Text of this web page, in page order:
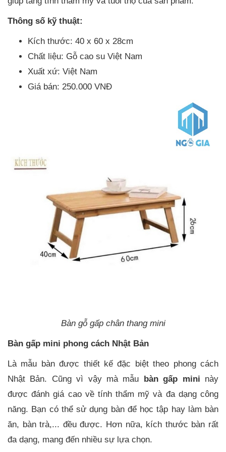
Thông số kỹ thuật:
Kích thước: 40 x 60 x 28cm
Chất liệu: Gỗ cao su Việt Nam
Xuất xứ: Việt Nam
Giá bán: 250.000 VNĐ
Bàn gỗ gấp chân thang mini
Bàn gấp mini phong cách Nhật Bản
Là mẫu bàn được thiết kế đặc biệt theo phong cách
Nhật Bản. Cũng vì vậy mà mẫu bàn gấp mini này
được đánh giá cao về tính thẩm mỹ và đa dạng công
năng. Bạn có thể sử dụng bàn để học tập hay làm bàn
ăn, bàn trà,... đều được. Hơn nữa, kích thước bàn rất
đa dạng, mang đến nhiều sự lựa chọn.